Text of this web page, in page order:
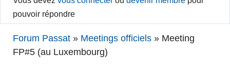
pouvoir répondre
Forum Passat » Meetings officiels » Meeting
FP#5 (au Luxembourg)